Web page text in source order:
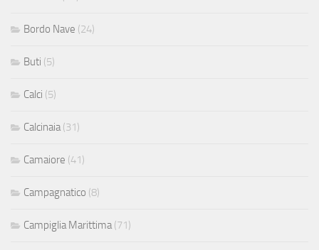
Bordo Nave (24)
Buti (5)
Calci (5)
Calcinaia (31)
Camaiore (41)
Campagnatico (8)
Campiglia Marittima (71)